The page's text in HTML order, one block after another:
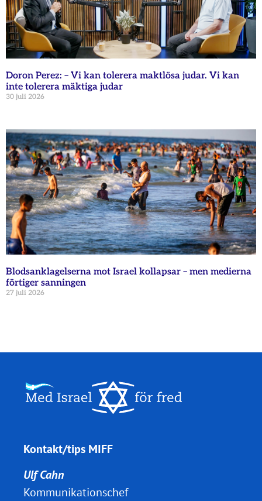
Doron Perez: – Vi kan tolerera maktlösa judar. Vi kan
inte tolerera mäktiga judar
30 juli 2026
Blodsanklagelserna mot Israel kollapsar – men medierna
förtiger sanningen
27 juli 2026
Kontakt/tips MIFF
Ulf Cahn
Kommunikationschef